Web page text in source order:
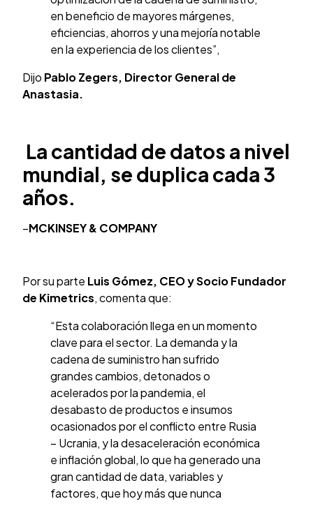
en beneficio de mayores márgenes,
eficiencias, ahorros y una mejoría notable
en la experiencia de los clientes”,
Dijo Pablo Zegers, Director General de
Anastasia.
La cantidad de datos a nivel
mundial, se duplica cada 3
años.
–MCKINSEY & COMPANY
Por su parte Luis Gómez, CEO y Socio Fundador
de Kimetrics, comenta que:
“Esta colaboración llega en un momento
clave para el sector. La demanda y la
cadena de suministro han sufrido
grandes cambios, detonados o
acelerados por la pandemia, el
desabasto de productos e insumos
ocasionados por el conflicto entre Rusia
– Ucrania, y la desaceleración económica
e inflación global, lo que ha generado una
gran cantidad de data, variables y
factores, que hoy más que nunca